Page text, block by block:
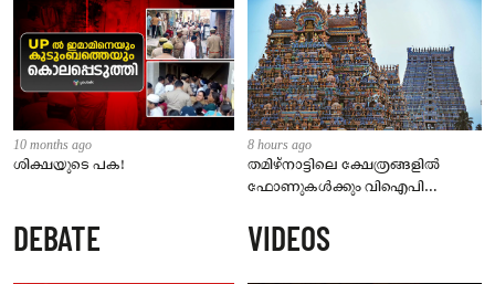
10 months ago
ശിക്ഷയുടെ പക!
8 hours ago
തമിഴ്‌നാട്ടിലെ ക്ഷേത്രങ്ങളിൽ
ഫോണുകൾക്കും വിഐപി
സെപ്റ്റംബർ 1 മുതൽ നിലവിൽ
വരും
DEBATE VIDEOS